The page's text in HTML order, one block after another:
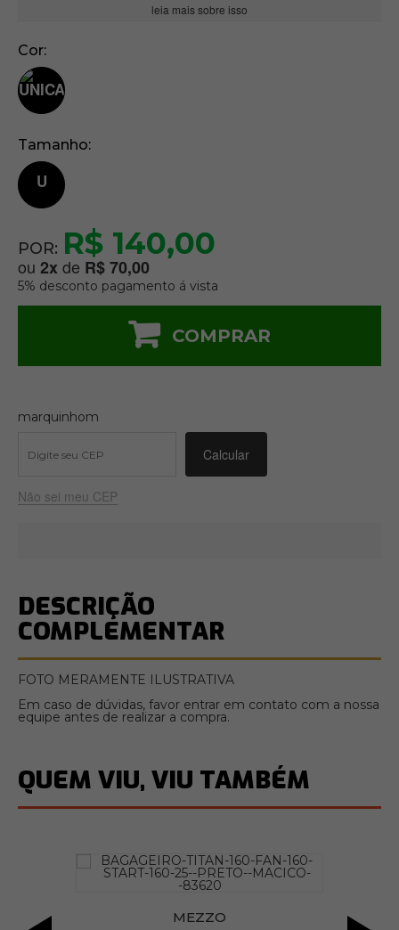
leia mais sobre isso
Cor
Tamanho
U
POR: R$ 140,00
ou 2xde R$ 70,00
5% desconto pagamento á vista
COMPRAR
marquinhom
Não sei meu CEP
DESCRIÇÃO
COMPLEMENTAR
FOTO MERAMENTE ILUSTRATIVA
Em caso de dúvidas, favor entrar em contato com a nossa
equipe antes de realizar a compra.
QUEM VIU, VIU TAMBÉM
MEZZO